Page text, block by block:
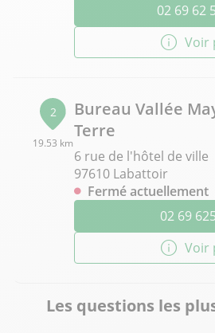
02 69 62
Voir
2
19.53 km
Bureau Vallée
Terre
6 rue de l'hôtel de ville
97610 Labattoir
Fermé actuellement
02 69
Voir
Les questions les